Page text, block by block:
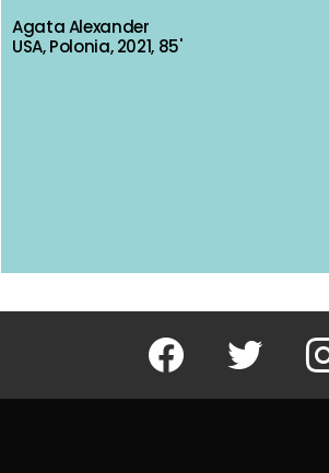
Agata Alexander
USA, Polonia, 2021, 85'
Agata Alexander
USA, Polonia, 2021, 85'
Facebook Twitter